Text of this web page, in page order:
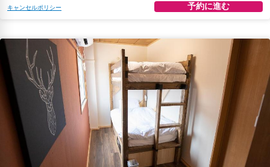
キャンセルポリシー 予約に進む